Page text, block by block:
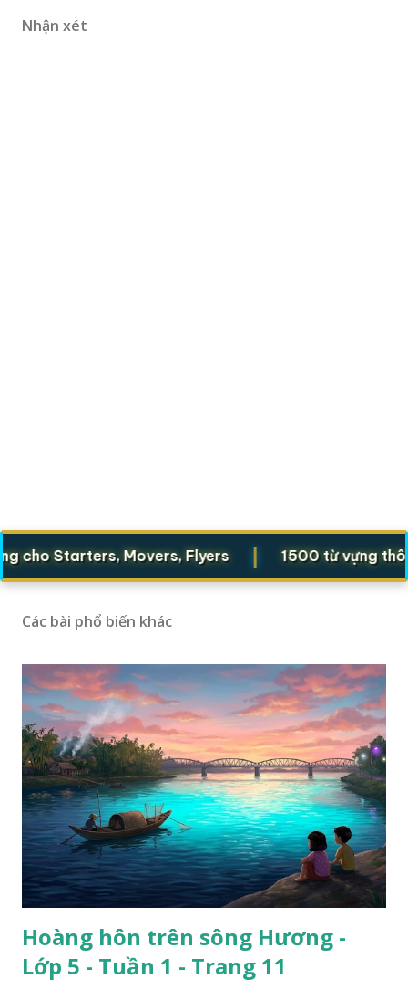
Nhận xét
Movers, Flyers | 1500 từ vựng thông
Các bài phổ biến khác
Hoàng hôn trên sông Hương -
Lớp 5 - Tuần 1 - Trang 11